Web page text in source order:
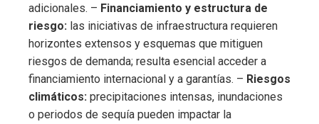
adicionales. – Financiamiento y estructura de
riesgo: las iniciativas de infraestructura requieren
horizontes extensos y esquemas que mitiguen
riesgos de demanda; resulta esencial acceder a
financiamiento internacional y a garantías. – Riesgos
climáticos: precipitaciones intensas, inundaciones
o periodos de sequía pueden impactar la